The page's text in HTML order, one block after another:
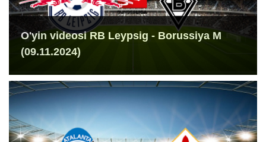
O'yin videosi RB Leypsig - Borussiya M
(09.11.2024)